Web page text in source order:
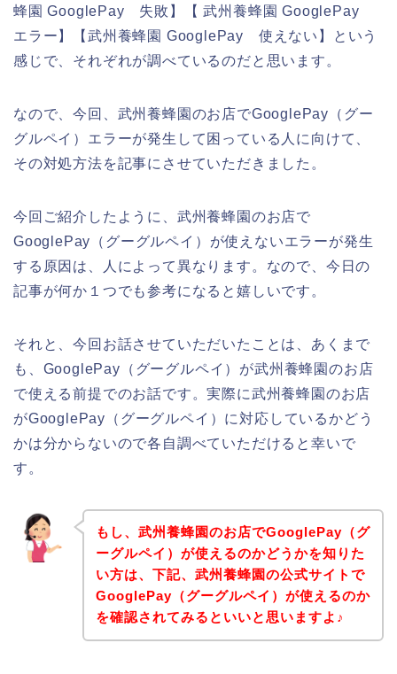
蜂園 GooglePay 失敗】【 武州養蜂園 GooglePay
エラー】【武州養蜂園 GooglePay 使えない】という
感じで、それぞれが調べているのだと思います。
なので、今回、武州養蜂園のお店でGooglePay（グー
グルペイ）エラーが発生して困っている人に向けて、
その対処方法を記事にさせていただきました。
今回ご紹介したように、武州養蜂園のお店で
GooglePay（グーグルペイ）が使えないエラーが発生
する原因は、人によって異なります。なので、今日の
記事が何か１つでも参考になると嬉しいです。
それと、今回お話させていただいたことは、あくまで
も、GooglePay（グーグルペイ）が武州養蜂園のお店
で使える前提でのお話です。実際に武州養蜂園のお店
がGooglePay（グーグルペイ）に対応しているかどう
かは分からないので各自調べていただけると幸いで
す。
もし、武州養蜂園のお店でGooglePay（グ
ーグルペイ）が使えるのかどうかを知りた
い方は、下記、武州養蜂園の公式サイトで
GooglePay（グーグルペイ）が使えるのか
を確認されてみるといいと思いますよ♪